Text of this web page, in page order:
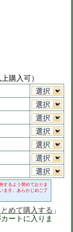
50点以上
トで自動計